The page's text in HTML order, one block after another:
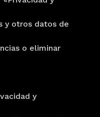
y otros datos de
o eliminar
y